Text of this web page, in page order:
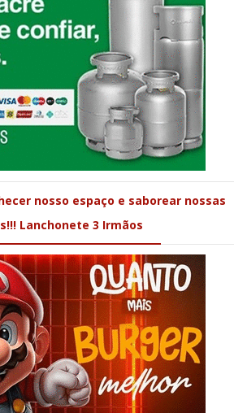
nosso espaço e saborear nossas
Lanchonete 3 Irmãos